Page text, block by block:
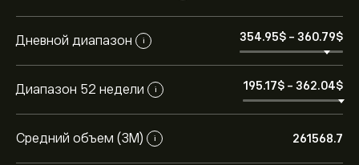
Дневной диапазон i 354.95‎$‎ - 360.79‎$‎
Диапазон 52 недели i 195.17‎$‎ - 362.04‎$‎
Средний объем (3М) i 261568.7